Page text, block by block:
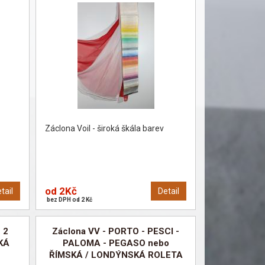
Záclona Voil - široká škála barev
Detail
od 2Kč
bez DPH od 2 Kč
2
Záclona VV - PORTO - PESCI -
PALOMA - PEGASO nebo
ŘÍMSKÁ / LONDÝNSKÁ ROLETA